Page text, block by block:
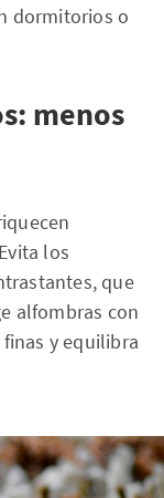
dormitorios o
menos
los
que
alfombras con
y equilibra